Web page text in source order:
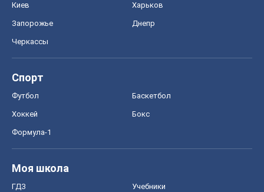
Киев Харьков
Запорожье Днепр
Черкассы
Спорт
Футбол Баскетбол
Хоккей Бокс
Формула-1
Моя школа
ГДЗ Учебники